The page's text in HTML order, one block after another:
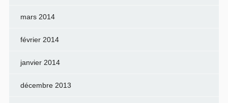
mars 2014
février 2014
janvier 2014
décembre 2013